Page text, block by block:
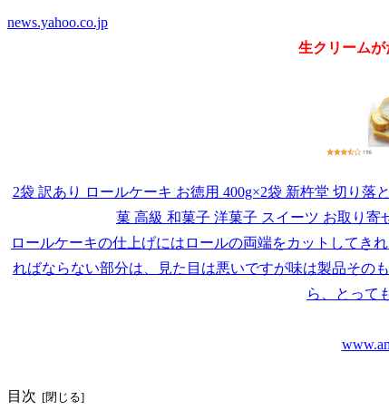
news.yahoo.co.jp
生クリーム
2袋 訳あり ロールケーキ お徳用 400g×2袋 新杵堂 切り
菓 高級 和菓子 洋菓子 スイーツ お取り
ロールケーキの仕上げにはロールの両端をカットしてき
ればならない部分は、見た目は悪いですが味は製品その
ら、とって
目次